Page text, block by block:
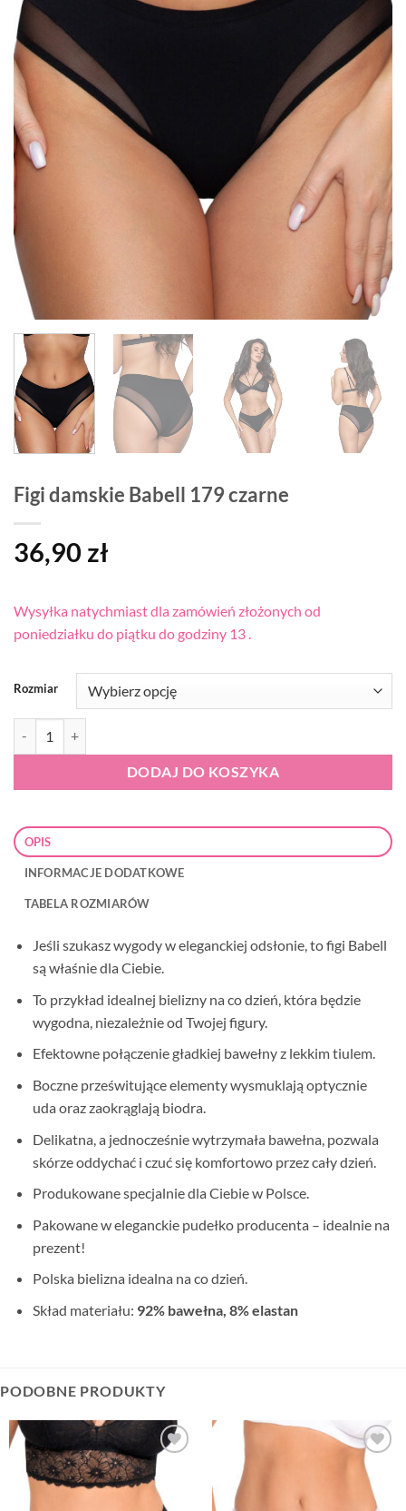
Figi damskie Babell 179 czarne
36,90 zł
Wysyłka natychmiast dla zamówień złożonych od
poniedziałku do piątku do godziny 13 .
Rozmiar
DODAJ DO KOSZYKA
OPIS
INFORMACJE DODATKOWE
TABELA ROZMIARÓW
Jeśli szukasz wygody w eleganckiej odsłonie, to figi Babell
są właśnie dla Ciebie.
To przykład idealnej bielizny na co dzień, która będzie
wygodna, niezależnie od Twojej figury.
Efektowne połączenie gładkiej bawełny z lekkim tiulem.
Boczne prześwitujące elementy wysmuklają optycznie
uda oraz zaokrąglają biodra.
Delikatna, a jednocześnie wytrzymała bawełna, pozwala
skórze oddychać i czuć się komfortowo przez cały dzień.
Produkowane specjalnie dla Ciebie w Polsce.
Pakowane w eleganckie pudełko producenta – idealnie na
prezent!
Polska bielizna idealna na co dzień.
Skład materiału: 92% bawełna, 8% elastan
PODOBNE PRODUKTY